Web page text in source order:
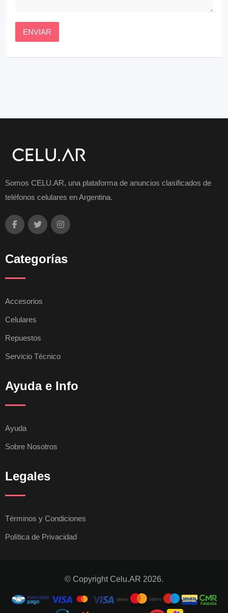
Somos CELU.AR, una plataforma de anuncios clasificados de
teléfonos celulares en Argentina.
Categorías
Accesorios
Celulares
Repuestos
Servicio Técnico
Ayuda e Info
Ayuda
Sobre Nosotros
Legales
Términos y Condiciones
Política de Privacidad
© Copyright Celu.AR 2026.